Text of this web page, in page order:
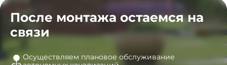
После монтажа остаемся на
связи
Осуществляем плановое обслуживание